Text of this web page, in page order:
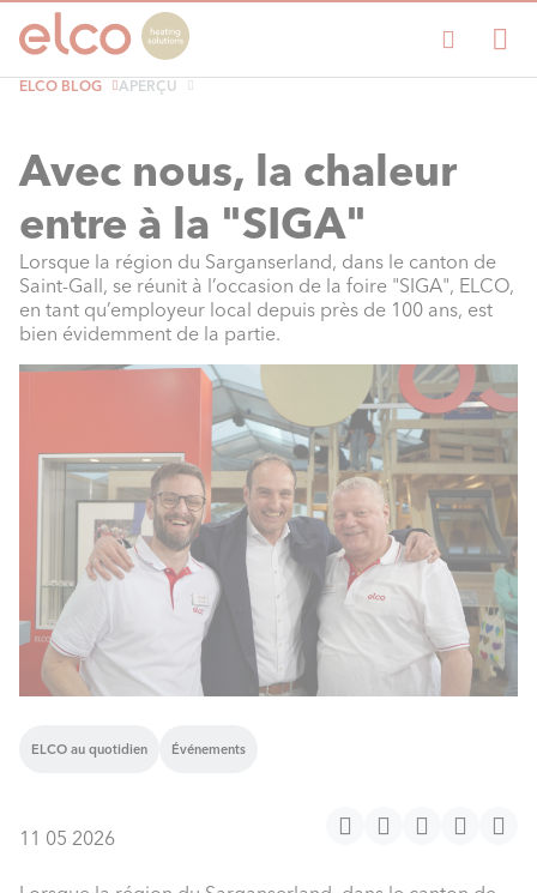
ELCO BLOG APERÇU
Avec nous, la chaleur
entre à la "SIGA"
Lorsque la région du Sarganserland, dans le canton de
Saint-Gall, se réunit à l’occasion de la foire "SIGA", ELCO,
en tant qu’employeur local depuis près de 100 ans, est
bien évidemment de la partie.
ELCO au quotidien Événements
11 05 2026